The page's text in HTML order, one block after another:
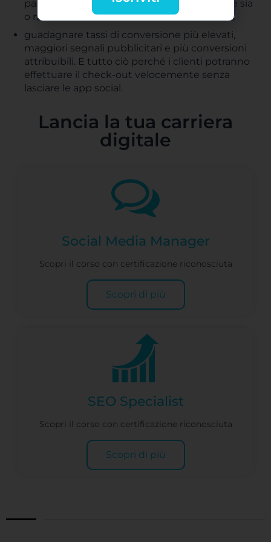
pagine prodotto in base al fatto che l’utente sia
o meno un membro Amazon Prime;
guadagnare tassi di conversione più elevati,
maggiori segnali pubblicitari e più conversioni
attribuibili. E tutto ciò perché i clienti potranno
effettuare il check-out velocemente senza
lasciare le app social.
Lancia la tua carriera
digitale
Social Media Manager
Scopri il corso con certificazione riconosciuta
Scopri di più
SEO Specialist
Scopri il corso con certificazione riconosciuta
Scopri di più